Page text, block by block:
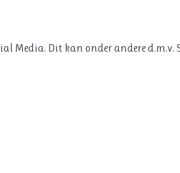
Media. Dit kan onder andere d.m.v.